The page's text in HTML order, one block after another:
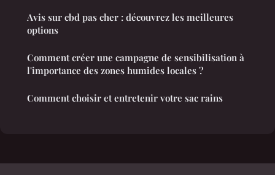
Avis sur cbd pas cher : découvrez les meilleures
options
Comment créer une campagne de sensibilisation à
l'importance des zones humides locales ?
Comment choisir et entretenir votre sac rains